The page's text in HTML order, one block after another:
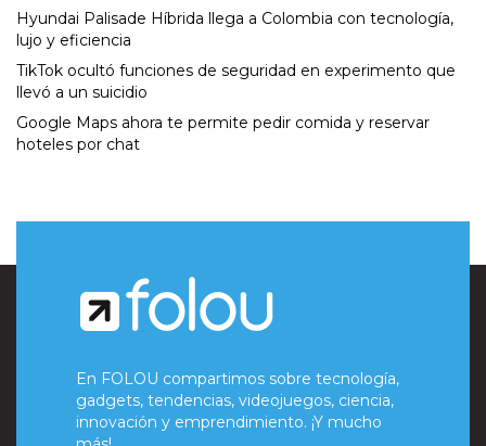
Hyundai Palisade Híbrida llega a Colombia con tecnología,
lujo y eficiencia
TikTok ocultó funciones de seguridad en experimento que
llevó a un suicidio
Google Maps ahora te permite pedir comida y reservar
hoteles por chat
En FOLOU compartimos sobre tecnología,
gadgets, tendencias, videojuegos, ciencia,
innovación y emprendimiento. ¡Y mucho